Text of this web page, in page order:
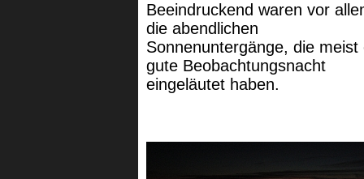
Beeindruckend waren vor
die abendlichen
Sonnenuntergänge, die meist
gute Beobachtungsnacht
eingeläutet haben.